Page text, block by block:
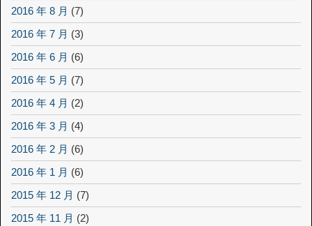
2016 年 8 月 (7)
2016 年 7 月 (3)
2016 年 6 月 (6)
2016 年 5 月 (7)
2016 年 4 月 (2)
2016 年 3 月 (4)
2016 年 2 月 (6)
2016 年 1 月 (6)
2015 年 12 月 (7)
2015 年 11 月 (2)